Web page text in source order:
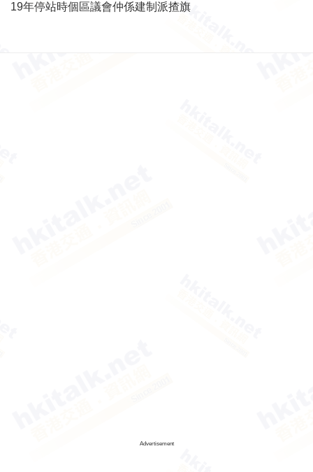
19年停站時個區議會仲係建制派揸旗
Advertisement